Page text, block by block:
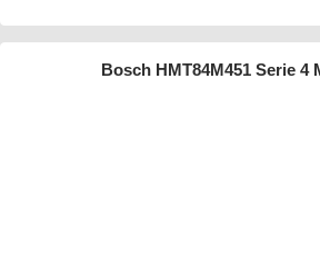
Bosch HMT84M451 Serie 4